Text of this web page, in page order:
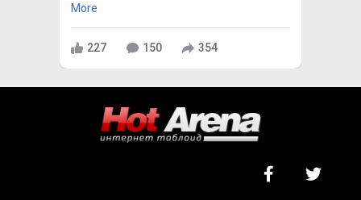
More
227 150 354